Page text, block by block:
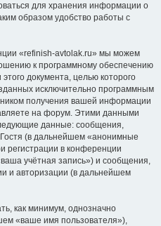
для хранения информации о
образом удобство работы с
«refinish-avtolak.ru» мы можем
к программному обеспечению
документа, целью которого
исключительно программным
получения вашей информации
на форум. Этими данными
данные: сообщения,
(в дальнейшем «анонимные
регистрации в конференции
учётная запись») и сообщения,
и авторизации (в дальнейшем
как минимум, однозначно
«ваше имя пользователя»),